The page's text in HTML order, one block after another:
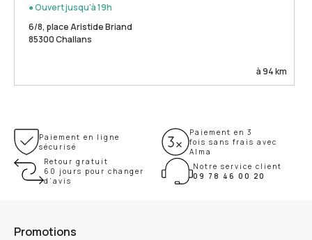
● Ouvert jusqu'à 19h
6/8, place Aristide Briand
85300 Challans
à 94 km
Paiement en ligne
sécurisé
Paiement en 3
fois sans frais avec
Alma
Retour gratuit
60 jours pour changer
d’avis
Notre service client
09 78 46 00 20
Promotions